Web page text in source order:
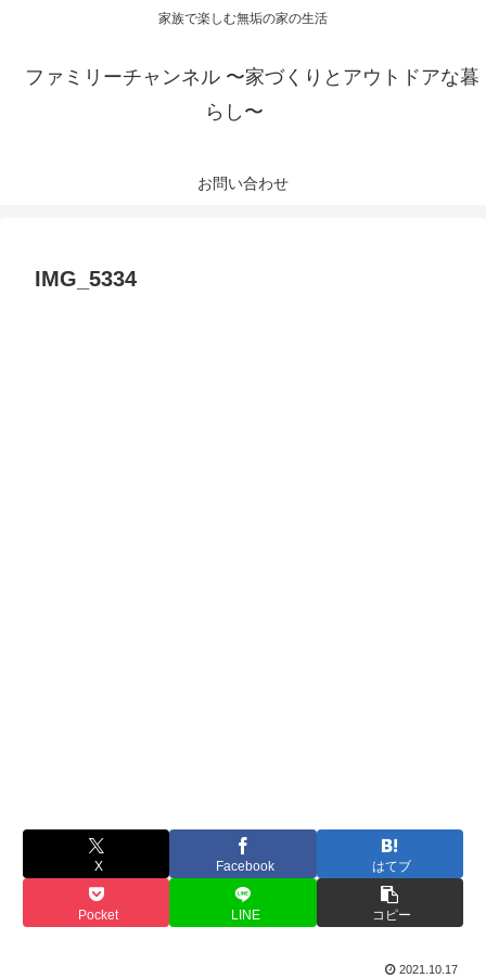
家族で楽しむ無垢の家の生活
ファミリーチャンネル 〜家づくりとアウトドアな暮
らし〜
お問い合わせ
IMG_5334
X Facebook はてブ
Pocket LINE コピー
2021.10.17